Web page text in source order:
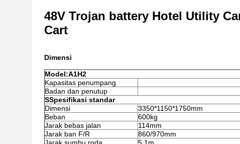
48V Trojan battery Hotel Utility
Cart
Dimensi
Model:A1H2
Kapasitas penumpang
Badan dan penutup
SSpesifikasi standar
Dimensi
3350*1150*1750mm
Beban
600kg
Jarak bebas jalan
114mm
Jarak ban F/R
860/970mm